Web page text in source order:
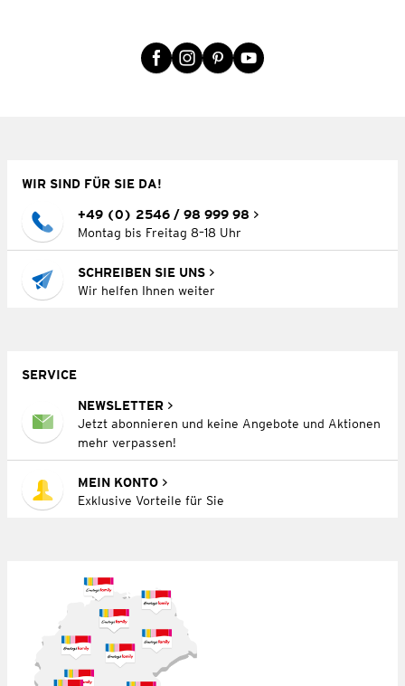
WIR SIND FÜR SIE DA!
+49 (0) 2546 / 98 999 98
Montag bis Freitag 8–18 Uhr
SCHREIBEN SIE UNS
Wir helfen Ihnen weiter
SERVICE
NEWSLETTER
Jetzt abonnieren und keine Angebote und Aktionen
mehr verpassen!
MEIN KONTO
Exklusive Vorteile für Sie